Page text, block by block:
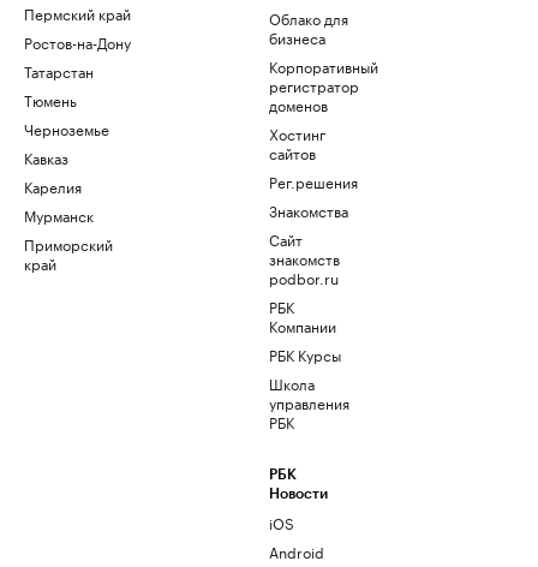
Пермский край
Ростов-на-Дону
Татарстан
Тюмень
Черноземье
Кавказ
Карелия
Мурманск
Приморский
край
Облако для
бизнеса
Корпоративный
регистратор
доменов
Хостинг
сайтов
Рег.решения
Знакомства
Сайт
знакомств
podbor.ru
РБК
Компании
РБК Курсы
Школа
управления
РБК
РБК
Новости
iOS
Android